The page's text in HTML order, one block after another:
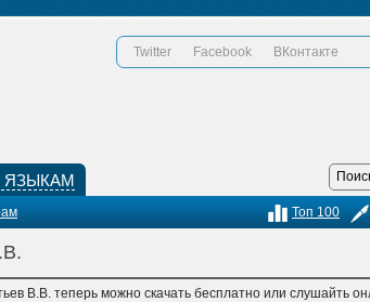
Twitter Facebook ВКонтакте
ЯЗЫКАМ
Топ 100
В.В. теперь можно скачать бесплатно или слушайть